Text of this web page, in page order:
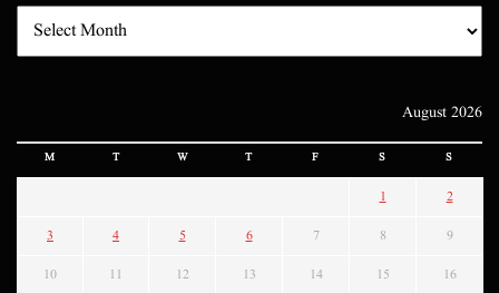
August 2026
M T W T F S S
1 2
3 4 5 6 7 8 9
10 11 12 13 14 15 16